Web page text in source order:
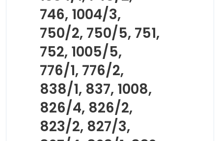
746, 1004/3,
750/2, 750/5, 751,
752, 1005/5,
776/1, 776/2,
838/1, 837, 1008,
826/4, 826/2,
823/2, 827/3,